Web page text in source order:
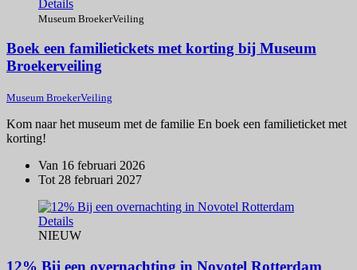
Details
Museum BroekerVeiling
Boek een familietickets met korting bij Museum
Broekerveiling
Museum BroekerVeiling
Kom naar het museum met de familie En boek een familieticket met
korting!
Van 16 februari 2026
Tot 28 februari 2027
Details
NIEUW
12% Bij een overnachting in Novotel Rotterdam